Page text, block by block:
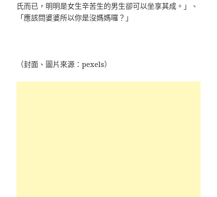
氏而已，明明是女生辛苦生的男生卻可以坐享其成。」、
「應該問婆婆所以你是沒媽媽囉？」
（封面、圖片來源：pexels）